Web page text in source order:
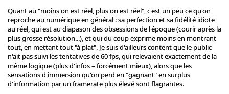
Quant au "moins on est réel, plus on est réel", c'est un peu ce qu'on
reproche au numérique en général : sa perfection et sa fidélité idiote
au réel, qui est au diapason des obsessions de l'époque (courir après la
plus grosse résolution...), et qui du coup exprime moins en montrant
tout, en mettant tout "à plat". Je suis d'ailleurs content que le public
n'ait pas suivi les tentatives de 60 fps, qui relevaient exactement de la
même logique (plus d'infos = forcément mieux), alors que les
sensations d'immersion qu'on perd en "gagnant" en surplus
d'information par un framerate plus élevé sont flagrantes.